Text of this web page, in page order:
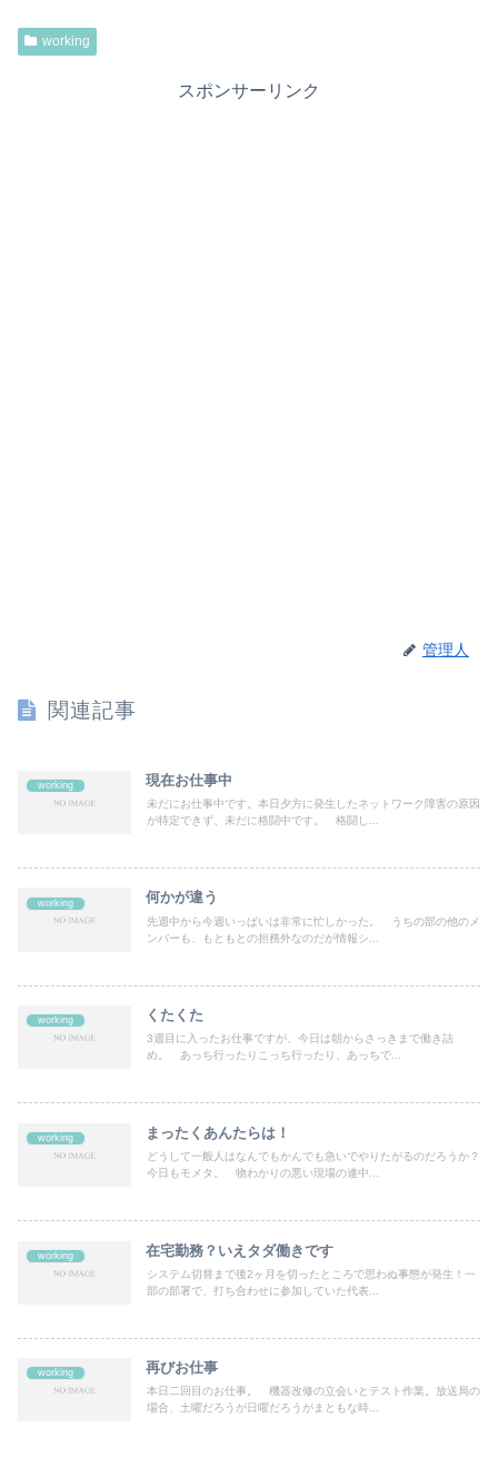
working
スポンサーリンク
管理人
関連記事
working 現在お仕事中
未だにお仕事中です。本日夕方に発生したネットワーク障害の原因
が特定できず、未だに格闘中です。 格闘し...
working 何かが違う
先週中から今週いっぱいは非常に忙しかった。 うちの部の他のメ
ンバーも、もともとの担務外なのだが情報シ...
working くたくた
3週目に入ったお仕事ですが、今日は朝からさっきまで働き詰
め。 あっち行ったりこっち行ったり、あっちで...
working まったくあんたらは！
どうして一般人はなんでもかんでも急いでやりたがるのだろうか？
今日もモメタ。 物わかりの悪い現場の連中...
working 在宅勤務？いえタダ働きです
システム切替まで後2ヶ月を切ったところで思わぬ事態が発生！一
部の部署で、打ち合わせに参加していた代表...
working 再びお仕事
本日二回目のお仕事。 機器改修の立会いとテスト作業。放送局の
場合、土曜だろうが日曜だろうがまともな時...